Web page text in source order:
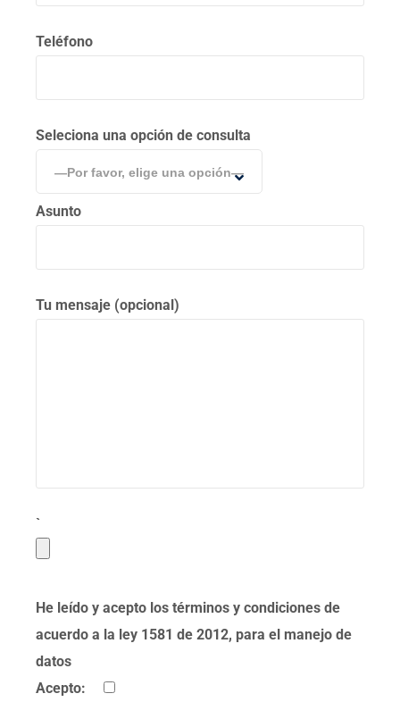
Teléfono
Seleciona una opción de consulta
—Por favor, elige una opción—
Asunto
Tu mensaje (opcional)
`
He leído y acepto los términos y condiciones de
acuerdo a la ley 1581 de 2012, para el manejo de
datos
Acepto: